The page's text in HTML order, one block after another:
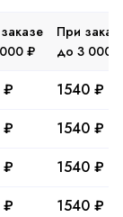
₽
При
до 3 000 ₽
₽
1540 ₽
₽
1540 ₽
₽
1540 ₽
₽
1540 ₽